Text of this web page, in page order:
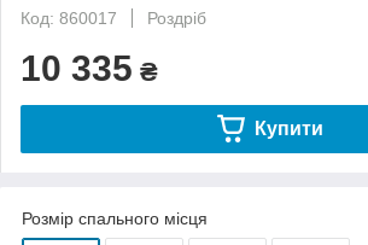
Код: 860017
Роздріб
10 335 ₴
Купити
Розмір спального місця